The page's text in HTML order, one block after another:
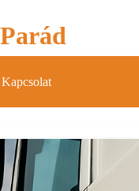
Kapcsolat